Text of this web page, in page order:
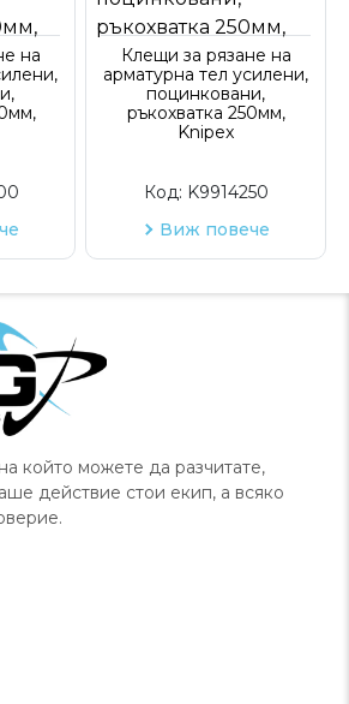
на
Клещи за рязане на
арматурна тел усилени,
поцинковани,
ръкохватка 250мм,
Knipex
Код: K9914250
Виж повече
който можете да разчитате,
действие стои екип, а всяко